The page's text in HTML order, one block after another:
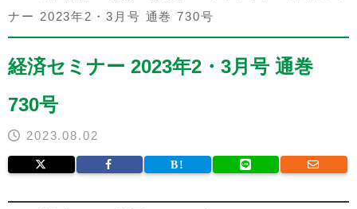
ナー 2023年2・3月号 通巻 730号
経済セミナー 2023年2・3月号 通巻
730号
2023.08.02